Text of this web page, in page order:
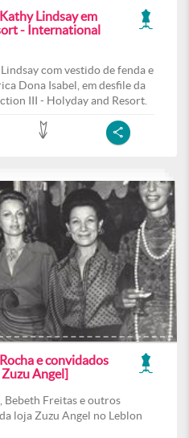
Lindsay em
- International
com vestido de fenda e
Dona Isabel, em desfile da
III - Holyday and Resort.
e convidados
Zuzu Angel]
Bebeth Freitas e outros
loja Zuzu Angel no Leblon